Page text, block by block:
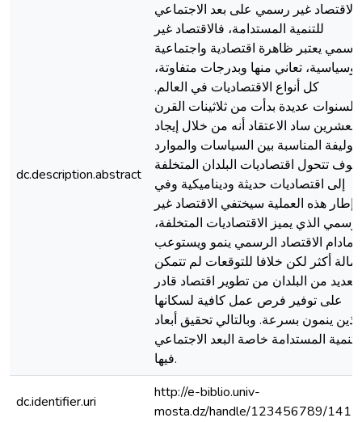
dc.description.abstract
الاقتصاد غير رسمي على بعد الاجتماعي
للتنمية المستدامة، فالاقتصاد غير
يعتبر ظاهرة اقتصادية واجتماعية
وسياسية، تعاني منها وبدرجات متفاوتة،
كل أنواع الاقتصاديات في العالم.
ولسنوات عديدة بدأت من ثلاثينات القرن
العشرين ساد الاعتقاد أنه من خلال إيجاد
المناسبة بين السياسات والموارد
سوف تتحول اقتصاديات البلدان المتخلفة
إلى اقتصاديات حديثة وديناميكية وفي
إطار هذه العملية سيختفي الاقتصاد غير
الذي يميز الاقتصاديات المتخلفة،
مادام الاقتصاد الرسمي ينمو ويستوعب
أكثر لكن خلافا للتوقعات لم تتمكن
العديد من البلدان من تطوير اقتصاد قادر
على توفير فرص عمل كافية لسكانها
الذين ينمون بسرعة. وبالتالي تحقيق أبعاد
التنمية المستدامة خاصة البعد الاجتماعي
فيها.
dc.identifier.uri
http://e-biblio.univ-
mosta.dz/handle/123456789/